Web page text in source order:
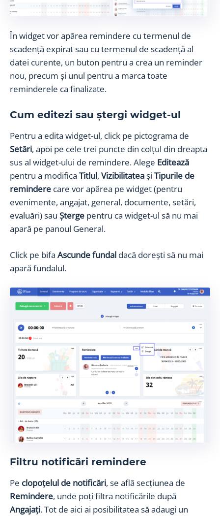
În widget vor apărea remindere cu termenul de
scadență expirat sau cu termenul de scadență al
datei curente, un buton pentru a crea un reminder
nou, precum și unul pentru a marca toate
reminderele ca finalizate.
Cum editezi sau ștergi widget-ul
Pentru a edita widget-ul, click pe pictograma de
Setări, apoi pe cele trei puncte din colțul din dreapta
sus al widget-ului de remindere. Alege Editează
pentru a modifica Titlul, Vizibilitateași Tipurile de
remindere care vor apărea pe widget (pentru
evenimente, angajat, general, documente, setări,
evaluări) sau Șterge pentru ca widget-ul să nu mai
apară pe panoul General.
Click pe bifa Ascunde fundal dacă dorești să nu mai
apară fundalul.
Filtru notificări remindere
Pe clopoțelul de notificări, se află secțiunea de
Remindere, unde poți filtra notificările după
Angajați. Tot de aici ai posibilitatea să adaugi un